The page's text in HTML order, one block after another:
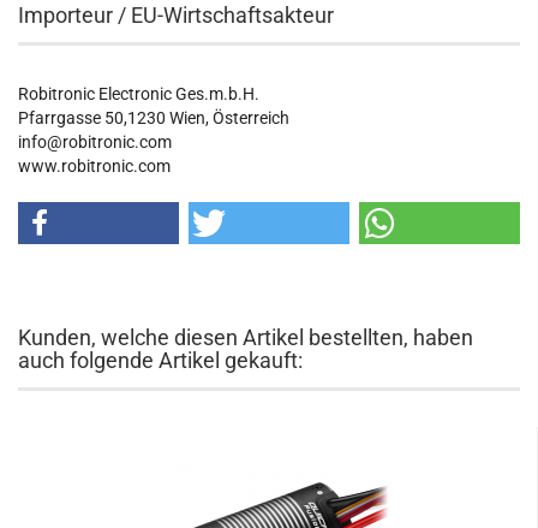
Importeur / EU-Wirtschaftsakteur
Robitronic Electronic Ges.m.b.H.
Pfarrgasse 50,1230 Wien, Österreich
info@robitronic.com
www.robitronic.com
Kunden, welche diesen Artikel bestellten, haben
auch folgende Artikel gekauft: